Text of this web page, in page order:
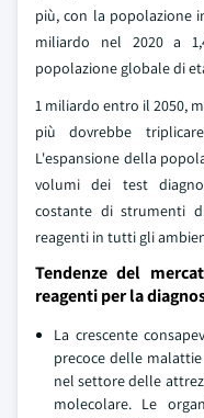
più, con la popolazione
miliardo nel 2020 a
popolazione globale di
1 miliardo entro il 2050,
più dovrebbe
L'espansione della
volumi dei test
costante di strumenti
reagenti in tutti gli
Tendenze del
reagenti per la
La crescente
precoce delle
nel settore delle
molecolare. Le